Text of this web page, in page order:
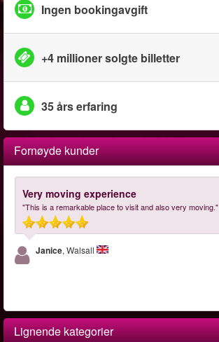
Ingen bookingavgift
+4 millioner solgte billetter
35 års erfaring
Fornøyde kunder
Very moving experience
"This is a remarkable place to visit and also very moving."
Janice, Walsall
Lignende kategorier